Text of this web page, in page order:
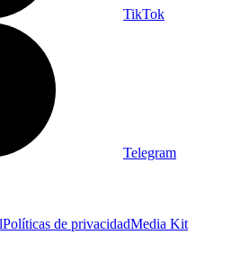
TikTok
Telegram
Políticas de privacidadMedia Kit